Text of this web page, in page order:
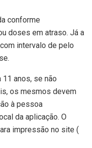
conforme
doses em atraso. Já a
intervalo de pelo
11 anos, se não
os mesmos devem
à pessoa
da aplicação. O
impressão no site (